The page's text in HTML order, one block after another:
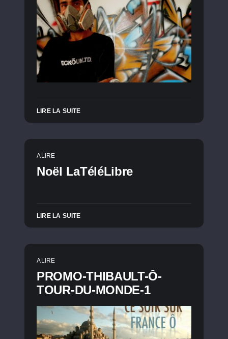
LIRE LA SUITE
A LIRE
Noël LaTéléLibre
LIRE LA SUITE
A LIRE
PROMO-THIBAULT-Ô-
TOUR-DU-MONDE-1